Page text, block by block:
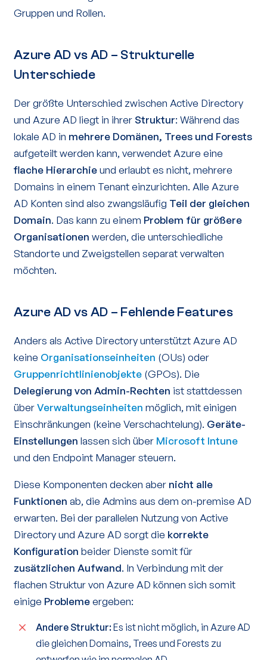
Gruppen und Rollen.
Azure AD vs AD – Strukturelle
Unterschiede
Der größte Unterschied zwischen Active Directory
und Azure AD liegt in ihrer Struktur: Während das
lokale AD in mehrere Domänen, Trees und Forests
aufgeteilt werden kann, verwendet Azure eine
flache Hierarchieund erlaubt es nicht, mehrere
Domains in einem Tenant einzurichten. Alle Azure
AD Konten sind also zwangsläufig Teil der gleichen
Domain. Das kann zu einem Problem für größere
Organisationen werden, die unterschiedliche
Standorte und Zweigstellen separat verwalten
möchten.
Azure AD vs AD – Fehlende Features
Anders als Active Directory unterstützt Azure AD
keine Organisationseinheiten (OUs) oder
Gruppenrichtlinienobjekte (GPOs). Die
Delegierung von Admin-Rechten ist stattdessen
überVerwaltungseinheiten möglich, mit einigen
Einschränkungen (keine Verschachtelung). Geräte-
Einstellungen lassen sich über Microsoft Intune
und den Endpoint Manager steuern.
Diese Komponenten decken aber nicht alle
Funktionen ab, die Admins aus dem on-premise AD
erwarten. Bei der parallelen Nutzung von Active
Directory und Azure AD sorgt die korrekte
Konfiguration beider Dienste somit für
zusätzlichen Aufwand. In Verbindung mit der
flachen Struktur von Azure AD können sich somit
einige Problemeergeben:
Andere Struktur:Es ist nicht möglich, in Azure AD
die gleichen Domains, Trees und Forests zu